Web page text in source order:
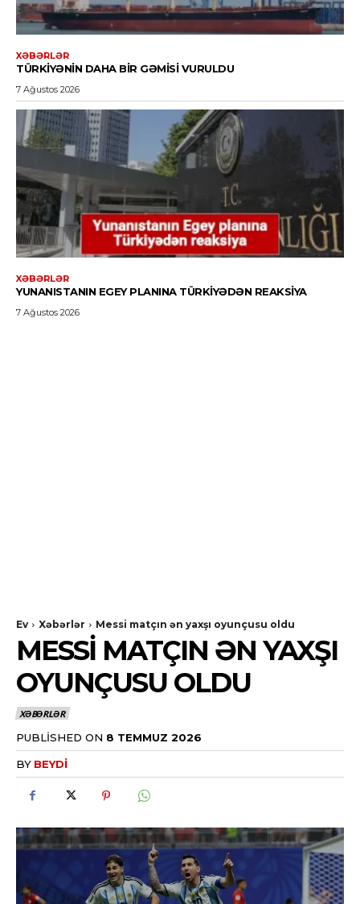
XƏBƏRLƏR
TÜRKIYƏNIN DAHA BIR GƏMISI VURULDU
7 Ağustos 2026
XƏBƏRLƏR
YUNANISTANIN EGEY PLANINA TÜRKIYƏDƏN REAKSIYA
7 Ağustos 2026